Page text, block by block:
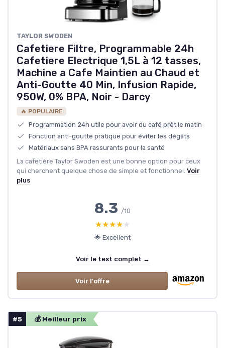
‎TAYLOR SWODEN
Cafetiere Filtre, Programmable 24h
Cafetiere Electrique 1,5L à 12 tasses,
Machine a Cafe Maintien au Chaud et
Anti-Goutte 40 Min, Infusion Rapide,
950W, 0% BPA, Noir - Darcy
🔥 POPULAIRE
Programmation 24h utile pour avoir du café prêt le matin
Fonction anti-goutte pratique pour éviter les dégâts
Matériaux sans BPA rassurants pour la santé
La cafetière Taylor Swoden est une bonne option pour ceux
qui cherchent quelque chose de simple et fonctionnel. Voir
plus
8.3 /10
★★★★★
★★★★★
🌟 Excellent
Voir le test complet →
Voir l'offre
#5 💰 Meilleur prix